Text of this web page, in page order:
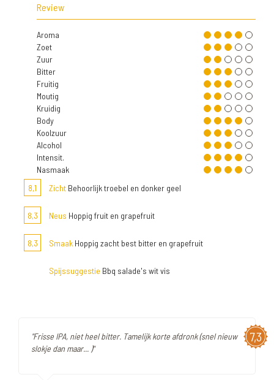
Review
Aroma
Zoet
Zuur
Bitter
Fruitig
Moutig
Kruidig
Body
Koolzuur
Alcohol
Intensit.
Nasmaak
8,1
Zicht Behoorlijk troebel en donker geel
8,3 Neus Hoppig fruit en grapefruit
8,3 Smaak Hoppig zacht best bitter en grapefruit
Spijssuggestie Bbq salade's wit vis
7,3
"Frisse IPA, niet heel bitter. Tamelijk korte afdronk (snel nieuw
slokje dan maar... )"